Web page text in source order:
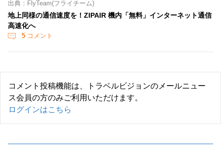
出典：FlyTeam(フライチーム)
地上同様の通信速度を！ZIPAIR 機内「無料」インターネット通信
高速化へ
5 コメント
コメント投稿機能は、トラベルビジョンのメールニュー
ス会員の方のみご利用いただけます。
ログインはこちら